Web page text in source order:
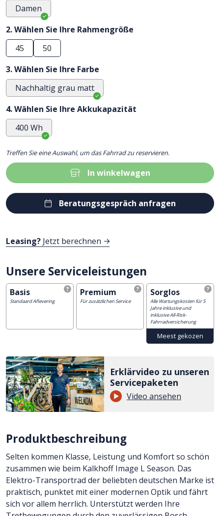
Damen
2. Wählen Sie Ihre Rahmengröße
45
50
3. Wählen Sie Ihre Farbe
Nachhaltig grau matt
4. Wählen Sie Ihre Akkukapazität
400 Wh
Treffen Sie eine Auswahl, um das Fahrrad zu reservieren.
In winkelwagen
Beratungsgespräch anfragen
Leasing? Jetzt berechnen
Unsere Serviceleistungen
Basis
Standaard Aflevering
Premium
Für zusätzlichen Service
Sorglos
Alle Wartungskosten für 5
Jahre inklusive und
inklusive All-Risk-
Fahrradversicherung
Erklärvideo zu unseren
Servicepaketen
Video ansehen
Produktbeschreibung
Selten kommen Klasse, Leistung und Komfort so schön
zusammen wie beim Kalkhoff Image L Season. Das
Elektro-Transportrad der beliebten deutschen Marke ist
praktisch, punktet mit einer modernen Optik und fährt
sich vor allem herrlich. Unterstützt werden Ihre